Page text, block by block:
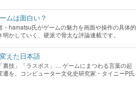
ムは面白い？
・hamatsu氏がゲームの魅力を画面や操作の具体的
明かしていく、硬派で骨太な評論連載です。
えた日本語
裏技」「ラスボス」… ゲームにまつわる言葉の起
遷を、コンピューター文化史研究家・タイニーP氏